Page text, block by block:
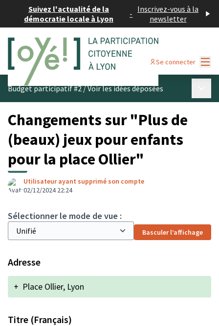
Suivez l'actualité de la
démocratie locale à Lyon
- Inscrivez-vous à la
newsletter
Se connecter
Budget participatif #2/Voir les idées déposées
Changements sur "Plus de
(beaux) jeux pour enfants
pour la place Ollier"
Utilisateur ayant supprimé son compte
02/12/2024 22:24
Sélectionner le mode de vue :
Basculer l’affichage
Adresse
+ Place Ollier, Lyon
Titre (Français)